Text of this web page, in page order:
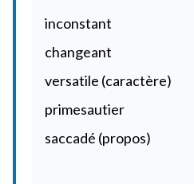
inconstant
changeant
versatile (caractère)
primesautier
saccadé (propos)